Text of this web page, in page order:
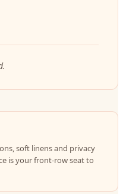
soft linens and privacy
is your front-row seat to